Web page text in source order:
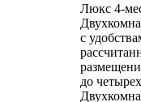
Люкс 4-
с
до